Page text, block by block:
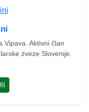
Vipava. Aktivni član
zveze Slovenije.